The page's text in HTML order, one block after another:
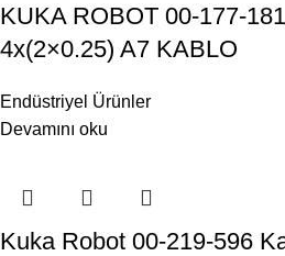
KUKA ROBOT 00-177-
4x(2×0.25) A7 KABLO
Endüstriyel Ürünler
Devamını oku
Kuka Robot 00-219-596